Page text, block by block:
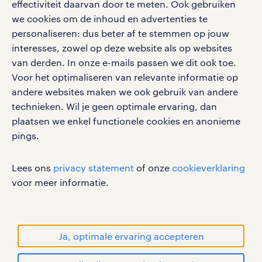
effectiviteit daarvan door te meten. Ook gebruiken
we cookies om de inhoud en advertenties te
personaliseren: dus beter af te stemmen op jouw
interesses, zowel op deze website als op websites
van derden. In onze e-mails passen we dit ook toe.
Voor het optimaliseren van relevante informatie op
andere websites maken we ook gebruik van andere
technieken. Wil je geen optimale ervaring, dan
plaatsen we enkel functionele cookies en anonieme
pings.
Lees ons privacy statement of onze cookieverklaring
voor meer informatie.
Ja, optimale ervaring accepteren
google play store
social media
Volg ons voor de leukste content omtrent
vacatures, solliciteren en inspiratie.
werken bij randstad
disclaimer